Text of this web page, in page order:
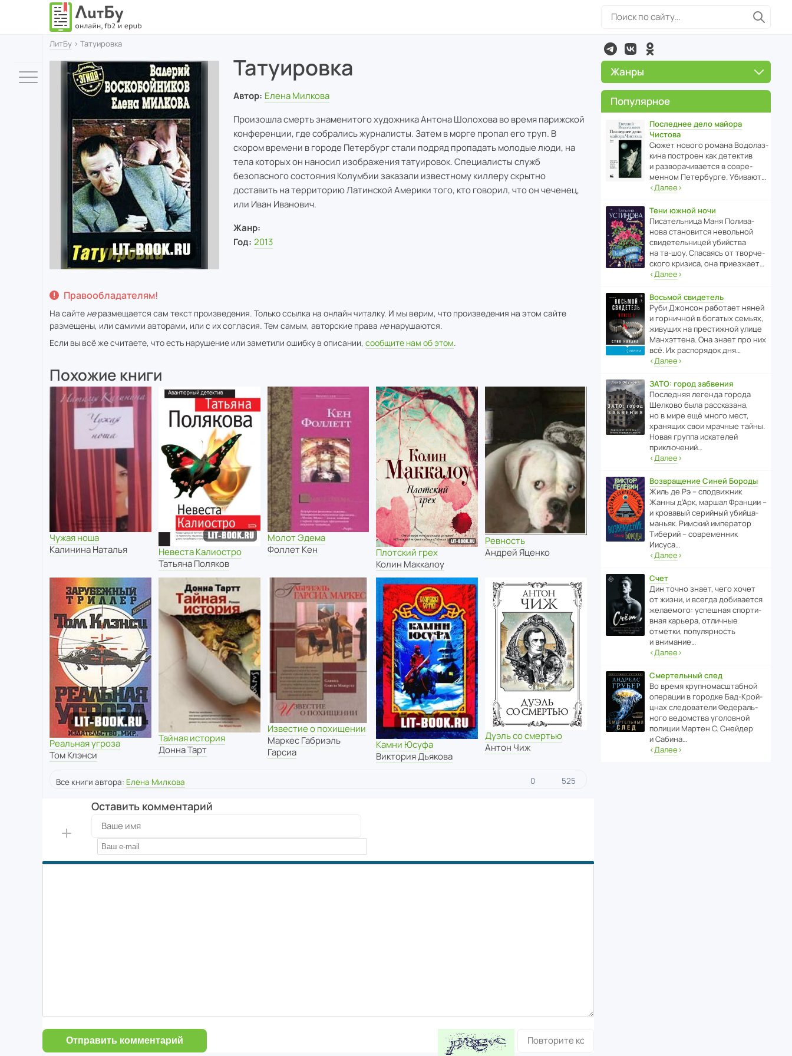
ЛитБу › Татуировка
Татуировка
Автор: Елена Милкова
Произошла смерть знаменитого художника Антона Шолохова во время парижской
конференции, где собрались журналисты. Затем в морге пропал его труп. В
скором времени в городе Петербург стали подряд пропадать молодые люди, на
тела которых он наносил изображения татуировок. Специалисты служб
безопасного состояния Колумбии заказали известному киллеру скрытно
доставить на территорию Латинской Америки того, кто говорил, что он чеченец,
или Иван Иванович.
Жанр:
Год: 2013
Правообладателям!
На сайте неразмещается сам текст произведения. Только ссылка на онлайн читалку. И мы верим, что произведения на этом сайте
размещены, или самими авторами, или с их согласия. Тем самым, авторские права ненарушаются.
Если вы всё же считаете, что есть нарушение или заметили ошибку в описании, сообщите нам об этом.
Похожие книги
Чужая ноша
Калинина Наталья
Невеста Калиостро
Татьяна Поляков
Молот Эдема
Фоллет Кен
Плотский грех
Колин Маккалоу
Ревность
Андрей Яценко
Реальная угроза
Том Клэнси
Тайная история
Донна Тарт
Известие о похищении
Маркес Габриэль
Гарсиа
Камни Юсуфа
Виктория Дьякова
Дуэль со смертью
Антон Чиж
Все книги автора: Елена Милкова 0 525
Оставить комментарий
Отправить комментарий
Жанры
Популярное
Последнее дело майора
Чистова
Сюжет нового романа Водо­ла­з­
кина пост­роен как дете­ктив
и разво­ра­чи­ва­ется в совре­
менном Пете­р­бурге. Убивают…
‹Далее›
Тени южной ночи
Писа­тель­ница Маня Поли­ва­
нова стано­вится невольной
свиде­тель­ницей убийства
на тв-шоу. Спасаясь от твор­че­
с­кого кризиса, она приезжает…
‹Далее›
Восьмой свидетель
Руби Джонсон рабо­тает няней
и горни­чной в богатых семьях,
живущих на прес­ти­жной улице
Манх­эт­тена. Она знает про них
всё. Их распо­рядок дня…
‹Далее›
ЗАТО: город забвения
После­дняя легенда города
Шелково была расска­зана,
но в мире ещё много мест,
хранящих свои мрачные тайны.
Новая группа иска­телей
приключений…
‹Далее›
Возвращение Синей Бороды
Жиль де Рэ – спод­ви­жник
Жанны д’Арк, маршал Франции –
и кровавый серийный убийца-
маньяк. Римский импе­ратор
Тиберий – совре­менник
Иисуса…
‹Далее›
Счет
Дин точно знает, чего хочет
от жизни, и всегда доби­ва­ется
жела­е­мого: успе­шная спор­ти­
вная карьера, отли­чные
отметки, попу­ля­р­ность
и внимание…
‹Далее›
Смертельный след
Во время круп­но­мас­ш­та­бной
операции в городке Бад‑Крой­
цнах следо­ва­тели Феде­раль­
ного ведомства уголо­вной
полиции Мартен С. Снейдер
и Сабина…
‹Далее›